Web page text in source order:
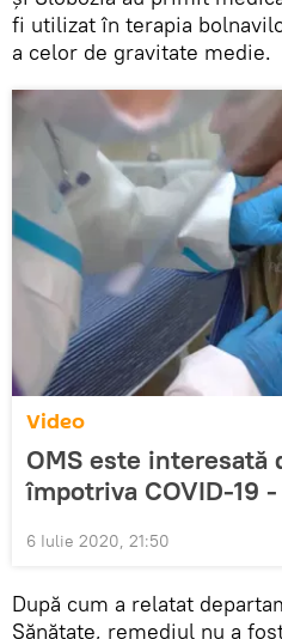
fi utilizat în terapia
a celor de gravitate medie.
Video
OMS este interesată
împotriva COVID-19
6 Iulie 2020, 21:50
După cum a relatat
Sănătate, remediul nu a